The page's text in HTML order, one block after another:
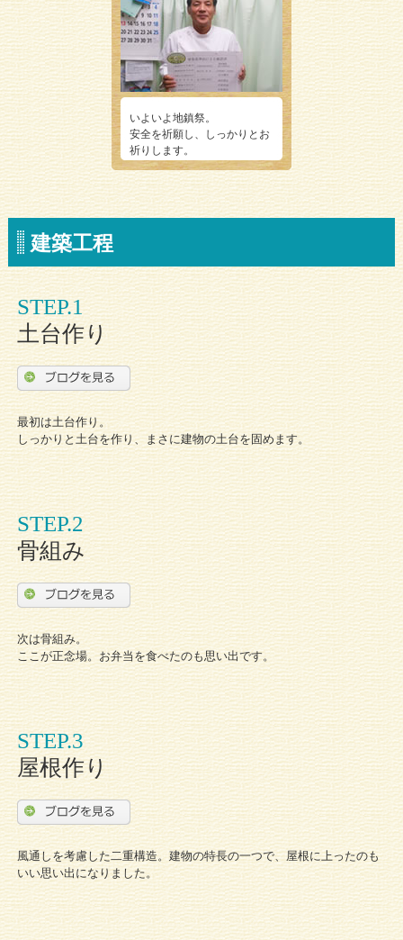
いよいよ地鎮祭。
安全を祈願し、しっかりとお
祈りします。
建築工程
STEP.1
土台作り
最初は土台作り。
しっかりと土台を作り、まさに建物の土台を固めます。
STEP.2
骨組み
次は骨組み。
ここが正念場。お弁当を食べたのも思い出です。
STEP.3
屋根作り
風通しを考慮した二重構造。建物の特長の一つで、屋根に上ったのも
いい思い出になりました。